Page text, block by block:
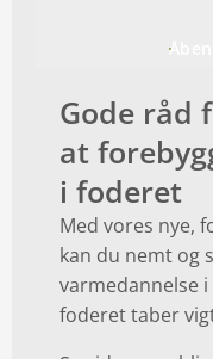
Gode råd
at
i foderet
Med vores nye,
kan du nemt og
varmedannelse
foderet taber